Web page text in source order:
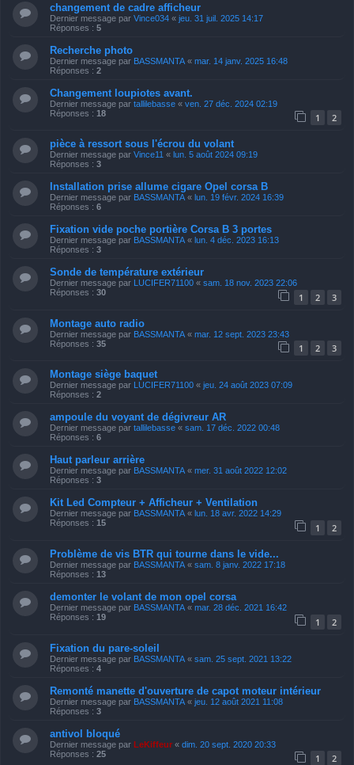
changement de cadre afficheur
Dernier message par Vince034 « jeu. 31 juil. 2025 14:17
Réponses : 5
Recherche photo
Dernier message par BASSMANTA « mar. 14 janv. 2025 16:48
Réponses : 2
Changement loupiotes avant.
Dernier message par tallilebasse « ven. 27 déc. 2024 02:19
Réponses : 18 1 2
pièce à ressort sous l'écrou du volant
Dernier message par Vince11 « lun. 5 août 2024 09:19
Réponses : 3
Installation prise allume cigare Opel corsa B
Dernier message par BASSMANTA « lun. 19 févr. 2024 16:39
Réponses : 6
Fixation vide poche portière Corsa B 3 portes
Dernier message par BASSMANTA « lun. 4 déc. 2023 16:13
Réponses : 3
Sonde de température extérieur
Dernier message par LUCIFER71100 « sam. 18 nov. 2023 22:06
Réponses : 30 1 2 3
Montage auto radio
Dernier message par BASSMANTA « mar. 12 sept. 2023 23:43
Réponses : 35 1 2 3
Montage siège baquet
Dernier message par LUCIFER71100 « jeu. 24 août 2023 07:09
Réponses : 2
ampoule du voyant de dégivreur AR
Dernier message par tallilebasse « sam. 17 déc. 2022 00:48
Réponses : 6
Haut parleur arrière
Dernier message par BASSMANTA « mer. 31 août 2022 12:02
Réponses : 3
Kit Led Compteur + Afficheur + Ventilation
Dernier message par BASSMANTA « lun. 18 avr. 2022 14:29
Réponses : 15 1 2
Problème de vis BTR qui tourne dans le vide...
Dernier message par BASSMANTA « sam. 8 janv. 2022 17:18
Réponses : 13
demonter le volant de mon opel corsa
Dernier message par BASSMANTA « mar. 28 déc. 2021 16:42
Réponses : 19 1 2
Fixation du pare-soleil
Dernier message par BASSMANTA « sam. 25 sept. 2021 13:22
Réponses : 4
Remonté manette d'ouverture de capot moteur intérieur
Dernier message par BASSMANTA « jeu. 12 août 2021 11:08
Réponses : 3
antivol bloqué
Dernier message par LeKiffeur « dim. 20 sept. 2020 20:33
Réponses : 25 1 2